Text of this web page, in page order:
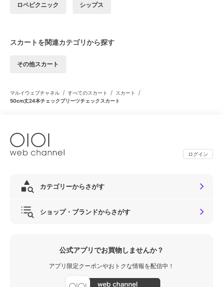
ロペピクニック シップス
スカートを関連カテゴリから探す
その他スカート
マルイウェブチャネル / すべてのスカート / スカート /
50cm丈24本チェックプリーツチェックスカート
ログイン
カテゴリーからさがす
ショップ・ブランドからさがす
公式アプリでお買物しませんか？
アプリ限定クーポンやおトクな情報を配信中！